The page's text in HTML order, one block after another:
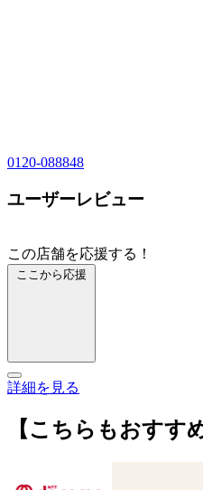
0120-088848
ユーザーレビュー
この店舗を応援する！
ここから応援
詳細を見る
【こちらもおすす